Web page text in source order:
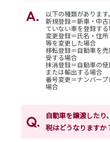
以下の種類があります。
新規登録＝新車・中
ていない車を登録す
変更登録＝氏名・住
等を変更した場合
移転登録＝自動車を
受する場合
抹消登録＝自動車の
または輸出する場合
番号変更＝ナンバー
場合
自動車を譲渡したり
税はどうなりますか